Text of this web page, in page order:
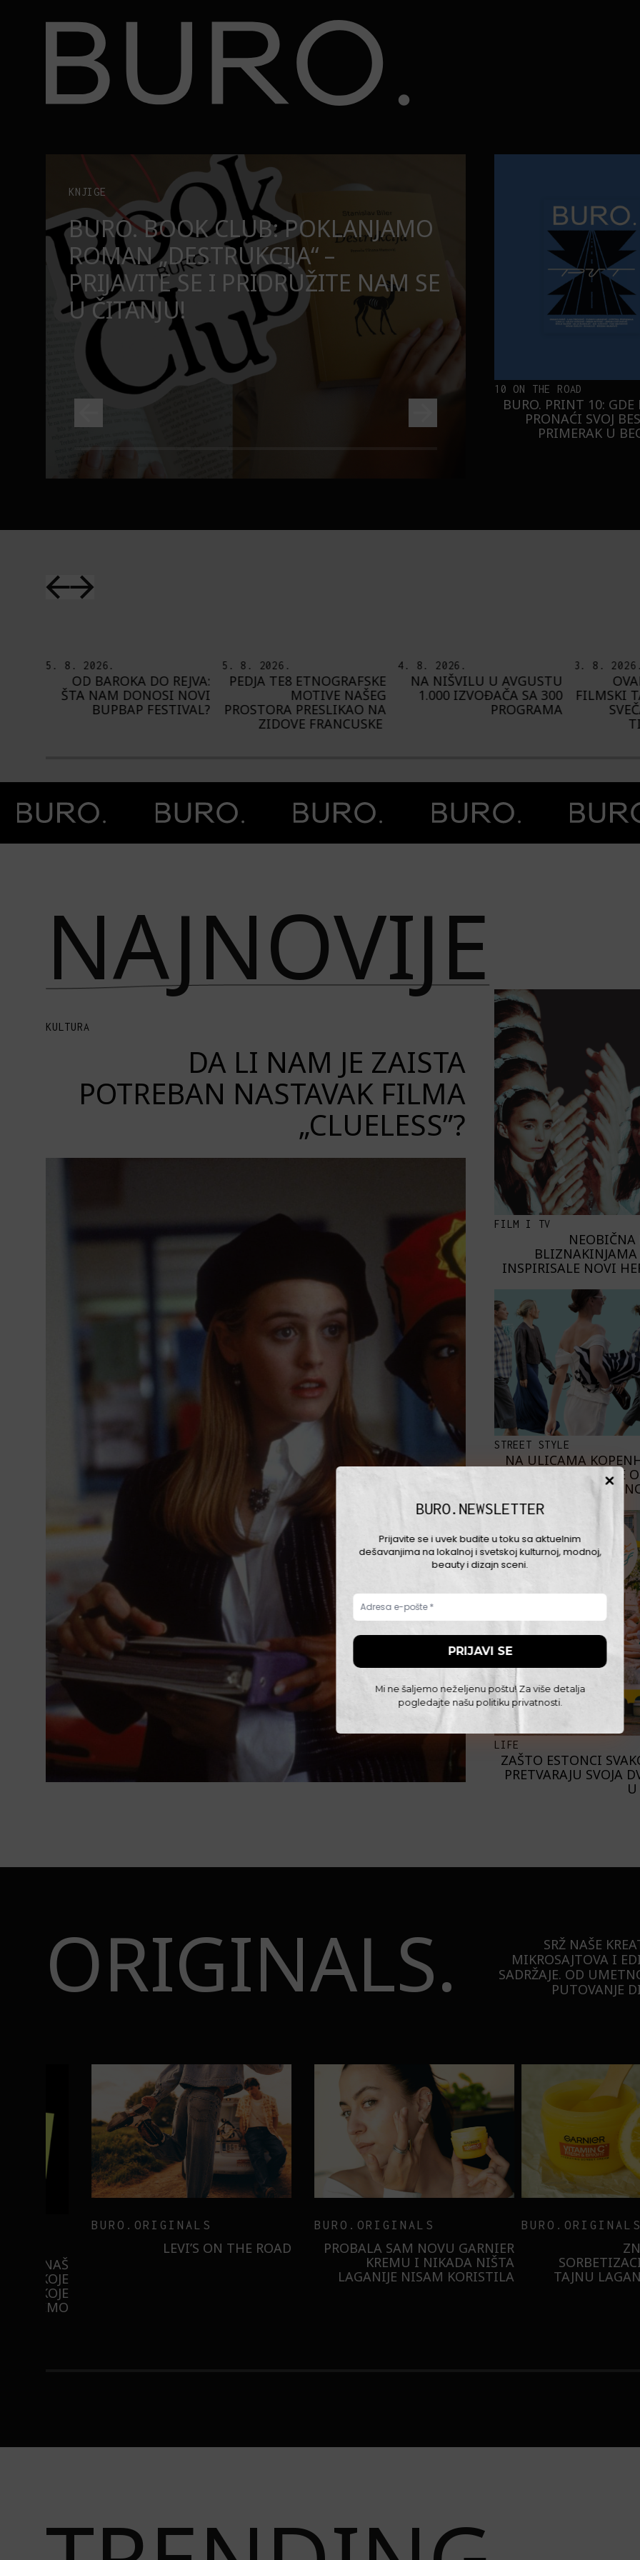
BURO.
POZORIŠTE
BEOGRAD, BAJAGA I OSAMDESETE:
MJUZIKL KOJI NE PROPUŠTAMO
Beograd, Bajaga i osamdesete: Mjuzikl koji ne propuštamo
ONAJ JEDAN
STALNO
TORBE
10 ON THE ROAD
BURO. PRINT 10: GDE
PRONAĆI SVOJ
PRIMERAK U
5. 8. 2026.
PEDJA TE8 ETNOGRAFSKE
MOTIVE NAŠEG
PROSTORA PRESLIKAO NA
4. 8. 2026.
NA NIŠVILU U AVGUSTU
1.000 IZVOĐAČA SA 300
PROGRAMA
3. 8. 2026.
OVAKO JE IZGLEDAO
FILMSKI TALAS NA MORU:
SVEČANO ZATVOREN
6. 8. 2026.
NAJNOVIJE
KULTURA
DA LI NAM JE ZAISTA
POTREBAN NASTAVAK FILMA
„CLUELESS”?
FILM I TV
NEOBIČNA
BLIZNAKINJAMA
INSPIRISALE NOVI
STREET STYLE
NA ULICAMA
NAJBOLJE
SKANDINAVKE
LIFE
ZAŠTO ESTONCI
PRETVARAJU SVOJA
U
ORIGINALS.
SRŽ NAŠE
MIKROSAJTOVA I
SADRŽAJE. OD
PUTOVANJE
BURO.ORIGINALS
ZNATE LI ŠTA JE
INSAJDER
BILI SMO U NOVOJ MONA
RADNJI U GALERIJI – I
TECHNOLOGY
MESEC DANA SMO
SAMSUNG GALAXY
BUDUĆNOST
BURO.NEWSLETTER
Prijavite se i uvek budite u toku sa aktuelnim
dešavanjima na lokalnoj i svetskoj kulturnoj, modnoj,
beauty i dizajn sceni.
Mi ne šaljemo neželjenu poštu! Za više detalja
pogledajte našu politiku privatnosti.